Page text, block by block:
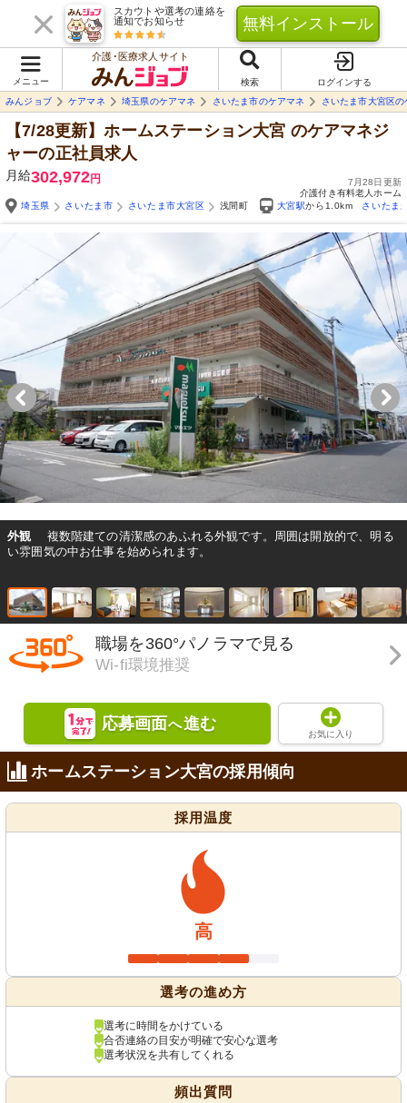
スカウトや選考の連絡を
通知でお知らせ
無料インストール
メニュー
介護･医療求人サイト
検索
ログインする
みんジョブ
ケアマネ 埼玉県のケアマネ さいたま市のケアマネ さいたま市大宮区の
【7/28更新】ホームステーション大宮 のケアマネジ
ャーの正社員求人
月給302,972円
7月28日更新
介護付き有料老人ホーム
埼玉県
さいたま市 さいたま市大宮区 浅間町 大宮駅から1.0km さいたま
外観
複数階建ての清潔感のあふれる外観です。周囲は開放的で、明る
い雰囲気の中お仕事を始められます。
職場を360°パノラマで見る
Wi-fi環境推奨
応募画面へ進む
お気に入り
ホームステーション大宮の採用傾向
採用温度
高
選考の進め方
選考に時間をかけている
合否連絡の目安が明確で安心な選考
選考状況を共有してくれる
頻出質問